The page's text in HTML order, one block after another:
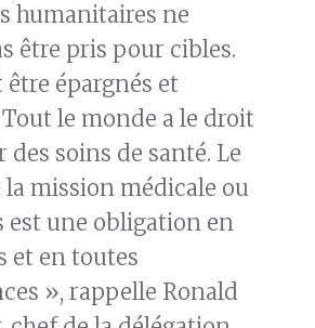
humanitaires ne
être pris pour cibles.
épargnés et
le monde a le droit
des soins de santé. Le
la mission médicale ou
est une obligation en
et en toutes
», rappelle Ronald